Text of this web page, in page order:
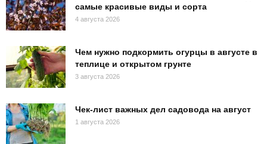
самые красивые виды и сорта
4 августа 2026
Чем нужно подкормить огурцы в августе в
теплице и открытом грунте
3 августа 2026
Чек-лист важных дел садовода на август
1 августа 2026